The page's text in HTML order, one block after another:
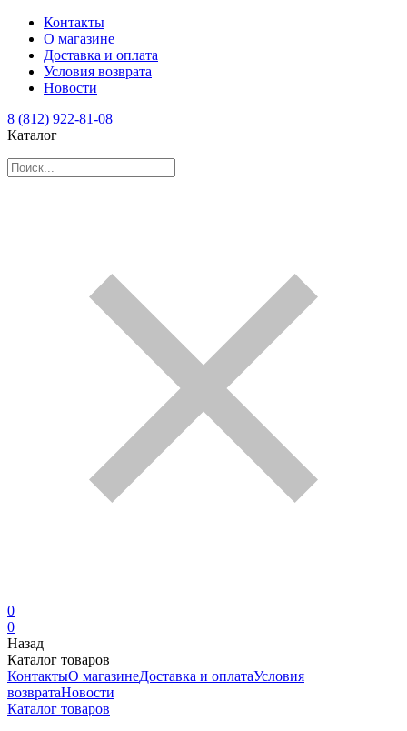
Контакты
О магазине
Доставка и оплата
Условия возврата
Новости
8 (812) 922-81-08
Каталог
0
0
Назад
Каталог товаров
КонтактыО магазинеДоставка и оплатаУсловия
возвратаНовости
Каталог товаров